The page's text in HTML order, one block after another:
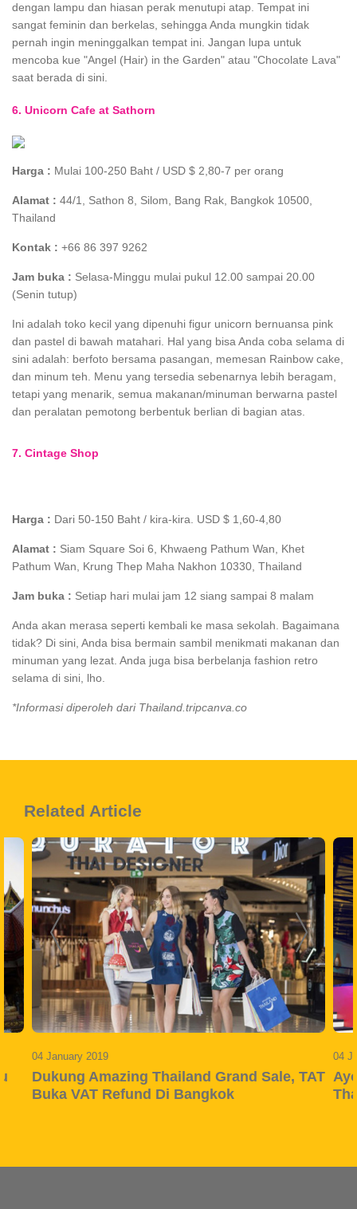
dengan lampu dan hiasan perak menutupi atap. Tempat ini
sangat feminin dan berkelas, sehingga Anda mungkin tidak
pernah ingin meninggalkan tempat ini. Jangan lupa untuk
mencoba kue "Angel (Hair) in the Garden" atau "Chocolate Lava"
saat berada di sini.
6. Unicorn Cafe at Sathorn
Harga : Mulai 100-250 Baht / USD $ 2,80-7 per orang
Alamat : 44/1, Sathon 8, Silom, Bang Rak, Bangkok 10500,
Thailand
Kontak : +66 86 397 9262
Jam buka : Selasa-Minggu mulai pukul 12.00 sampai 20.00
(Senin tutup)
Ini adalah toko kecil yang dipenuhi figur unicorn bernuansa pink
dan pastel di bawah matahari. Hal yang bisa Anda coba selama di
sini adalah: berfoto bersama pasangan, memesan Rainbow cake,
dan minum teh. Menu yang tersedia sebenarnya lebih beragam,
tetapi yang menarik, semua makanan/minuman berwarna pastel
dan peralatan pemotong berbentuk berlian di bagian atas.
7. Cintage Shop
Harga : Dari 50-150 Baht / kira-kira. USD $ 1,60-4,80
Alamat : Siam Square Soi 6, Khwaeng Pathum Wan, Khet
Pathum Wan, Krung Thep Maha Nakhon 10330, Thailand
Jam buka : Setiap hari mulai jam 12 siang sampai 8 malam
Anda akan merasa seperti kembali ke masa sekolah. Bagaimana
tidak? Di sini, Anda bisa bermain sambil menikmati makanan dan
minuman yang lezat. Anda juga bisa berbelanja fashion retro
selama di sini, lho.
*Informasi diperoleh dari Thailand.tripcanva.co
Related Article
04 January 2019
Dukung Amazing Thailand Grand Sale, TAT
Buka VAT Refund Di Bangkok
04